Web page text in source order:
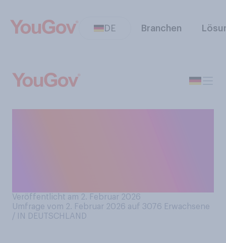
DE Branchen
Veröffentlicht am 2. Februar 2026
Umfrage vom 2. Februar 2026 auf 3076 Erwachsene
/ IN DEUTSCHLAND